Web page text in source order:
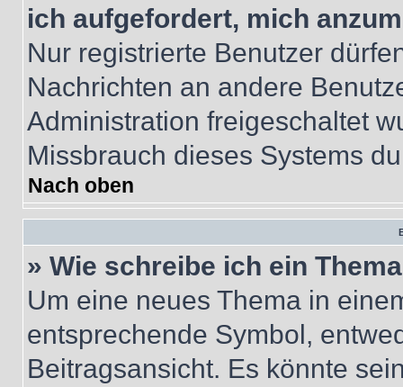
ich aufgefordert, mich
Nur registrierte Benutzer
Nachrichten an andere
Administration freigeschaltet
Missbrauch dieses Systems
Nach oben
» Wie schreibe ich ein
Um eine neues Thema in
entsprechende Symbol,
Beitragsansicht. Es könnte